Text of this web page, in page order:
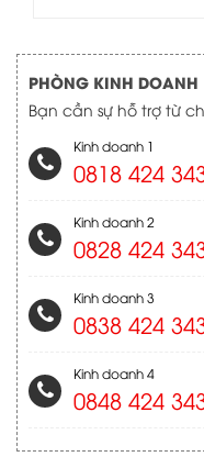
PHÒNG KINH DOANH
Bạn cần sự hỗ trợ từ
Kinh doanh 1
0818 424
Kinh doanh 2
0828 424
Kinh doanh 3
0838 424
Kinh doanh 4
0848 424